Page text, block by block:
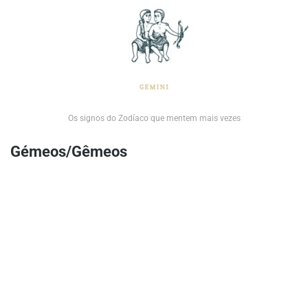
Os signos do Zodíaco que mentem mais vezes
Gémeos/Gêmeos